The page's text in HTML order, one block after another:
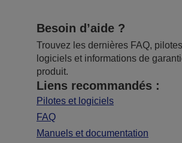
Besoin d’aide ?
Trouvez les dernières FAQ,
logiciels et informations de
produit.
Liens recommandés :
Pilotes et logiciels
FAQ
Manuels et documentation